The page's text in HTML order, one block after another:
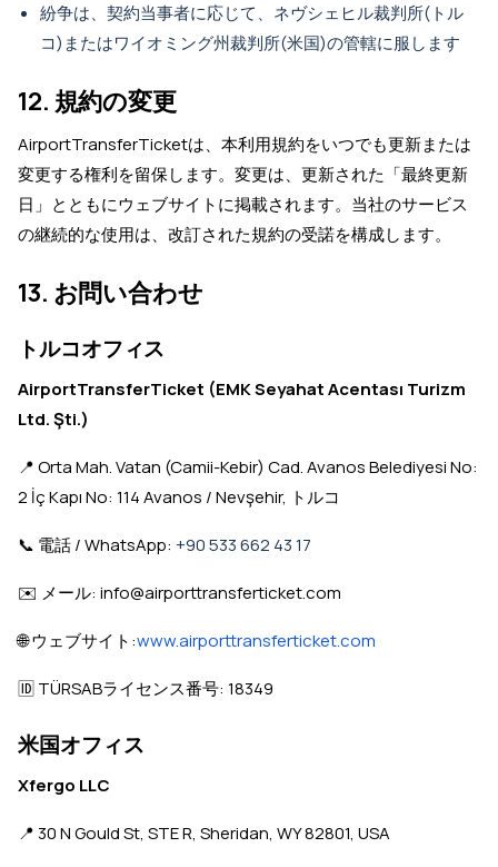
紛争は、契約当事者に応じて、ネヴシェヒル裁判所(トル
コ)またはワイオミング州裁判所(米国)の管轄に服します
12. 規約の変更
AirportTransferTicketは、本利用規約をいつでも更新または
変更する権利を留保します。変更は、更新された「最終更新
日」とともにウェブサイトに掲載されます。当社のサービス
の継続的な使用は、改訂された規約の受諾を構成します。
13. お問い合わせ
トルコオフィス
AirportTransferTicket (EMK Seyahat Acentası Turizm
Ltd. Şti.)
📍 Orta Mah. Vatan (Camii-Kebir) Cad. Avanos Belediyesi No:
2 İç Kapı No: 114 Avanos / Nevşehir, トルコ
📞 電話 / WhatsApp: +90 533 662 43 17
✉️ メール: info@airporttransferticket.com
🌐 ウェブサイト:www.airporttransferticket.com
🆔 TÜRSABライセンス番号: 18349
米国オフィス
Xfergo LLC
📍 30 N Gould St, STE R, Sheridan, WY 82801, USA